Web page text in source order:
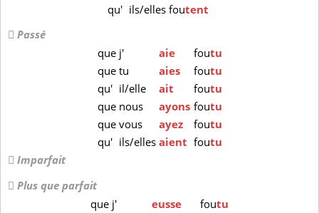
qu' ils/elles foutent
Passé
que j' aie foutu
que tu aies foutu
qu' il/elle ait foutu
que nous ayons foutu
que vous ayez foutu
qu' ils/elles aient foutu
Imparfait
Plus que parfait
que j' eusse foutu